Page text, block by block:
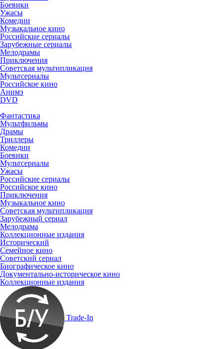
Боевики
Ужасы
Комедии
Музыкальное кино
Российские сериалы
Зарубежные сериалы
Мелодрамы
Приключения
Советская мультипликация
Мультсериалы
Российское кино
Анимэ
DVD
Фантастика
Мультфильмы
Драмы
Триллеры
Комедии
Боевики
Мультсериалы
Ужасы
Российские сериалы
Российское кино
Приключения
Музыкальное кино
Советская мультипликация
Зарубежный сериал
Мелодрама
Коллекционные издания
Исторический
Семейное кино
Советский сериал
Биографическое кино
Документально-историческое кино
Коллекционные издания
Trade-In